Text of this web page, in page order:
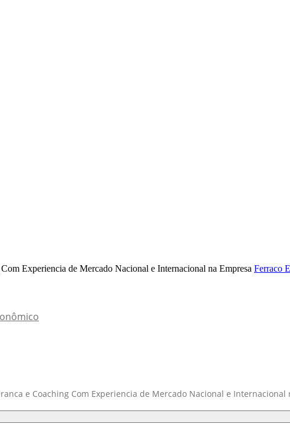
Experiencia de Mercado Nacional e Internacional na Empresa Ferraco
e Coaching Com Experiencia de Mercado Nacional e